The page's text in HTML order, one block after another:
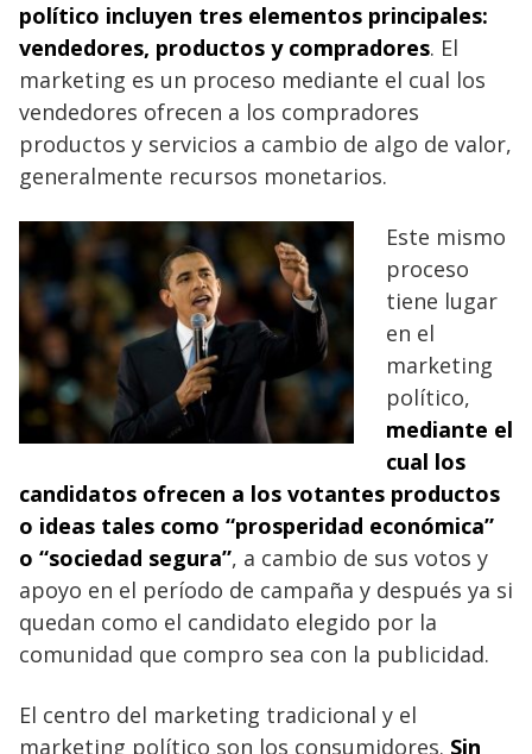
político incluyen tres elementos principales:
vendedores, productos y compradores. El
marketing es un proceso mediante el cual los
vendedores ofrecen a los compradores
productos y servicios a cambio de algo de valor,
generalmente recursos monetarios.
Este mismo
proceso
tiene lugar
en el
marketing
político,
mediante el
cual los
candidatos ofrecen a los votantes productos
o ideas tales como “prosperidad económica”
o “sociedad segura”, a cambio de sus votos y
apoyo en el período de campaña y después ya si
quedan como el candidato elegido por la
comunidad que compro sea con la publicidad.
El centro del marketing tradicional y el
marketing político son los consumidores. Sin